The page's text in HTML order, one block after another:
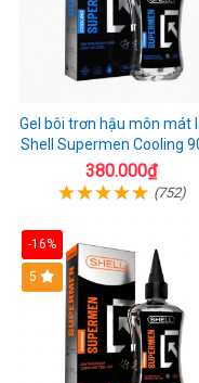
Gel bôi trơn hậu môn mát
Shell Supermen Cooling
380.000₫
(752)
-16%
Hot
5